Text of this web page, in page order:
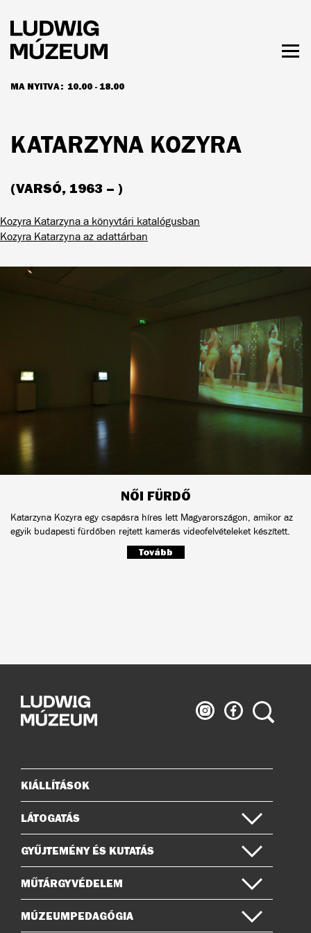
tartalomra
MA NYITVA: 10.00 - 18.00
NYITVATARTÁS ÉS JEGYÁRAK
KATARZYNA KOZYRA
(VARSÓ, 1963 – )
Kozyra Katarzyna a könyvtári katalógusban
Kozyra Katarzyna az adattárban
NŐI FÜRDŐ
Katarzyna Kozyra egy csapásra híres lett Magyarországon, amikor az
egyik budapesti fürdőben rejtett kamerás videofelvételeket készített.
Tovább
Ludwig
Múzeum
Ludwig
Múzeum
Keresés
Oldaltérkép
KIÁLLÍTÁSOK
LÁTOGATÁS
GYŰJTEMÉNY ÉS KUTATÁS
MŰTÁRGYVÉDELEM
MÚZEUMPEDAGÓGIA